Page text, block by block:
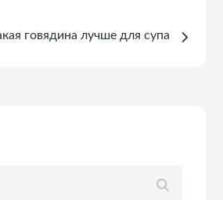
говядина лучше для супа